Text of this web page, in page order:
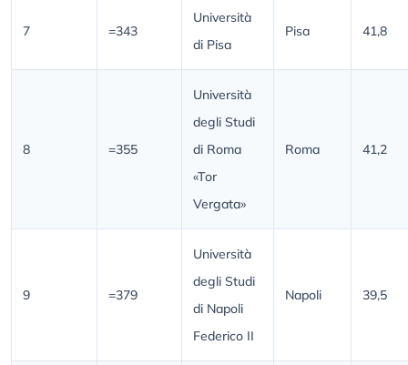
7 =343
Università
di Pisa
Pisa 41,8
8 =355
Università
degli Studi
di Roma
«Tor
Vergata»
Roma 41,2
9 =379
Università
degli Studi
di Napoli
Federico II
Napoli 39,5